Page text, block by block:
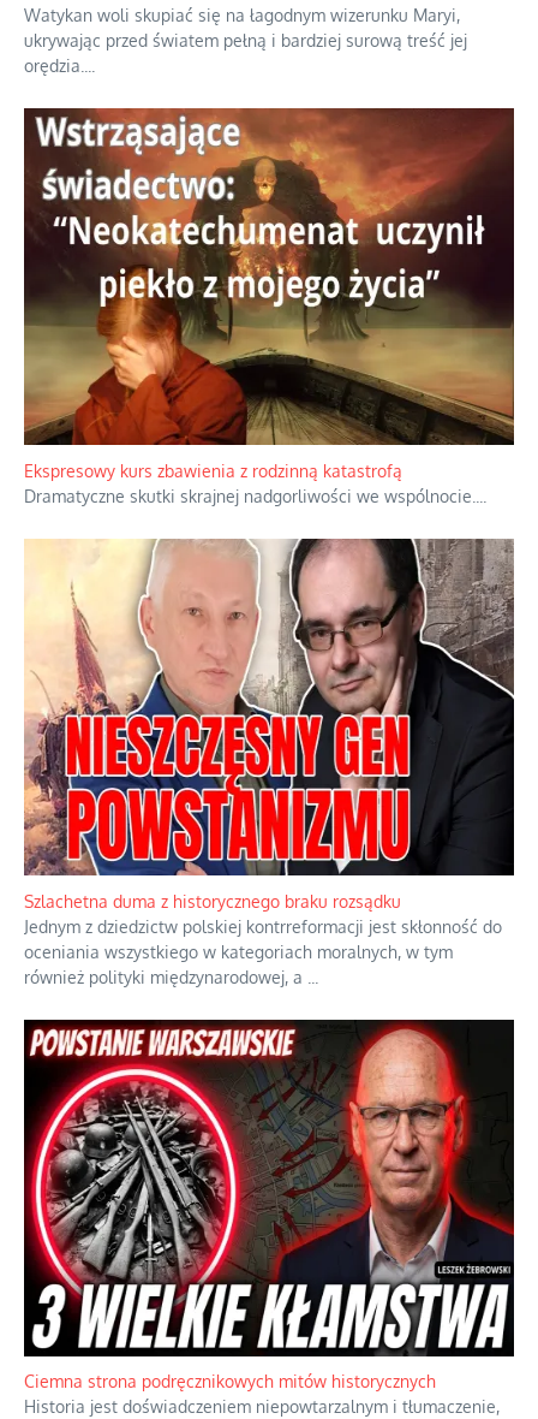
Watykan woli skupiać się na łagodnym wizerunku Maryi,
ukrywając przed światem pełną i bardziej surową treść jej
orędzia.
Ekspresowy kurs zbawienia z rodzinną katastrofą
Dramatyczne skutki skrajnej nadgorliwości we wspólnocie.
Szlachetna duma z historycznego braku rozsądku
Jednym z dziedzictw polskiej kontrreformacji jest skłonność do
oceniania wszystkiego w kategoriach moralnych, w tym
również polityki międzynarodowej, a
Ciemna strona podręcznikowych mitów historycznych
Historia jest doświadczeniem niepowtarzalnym i tłumaczenie,